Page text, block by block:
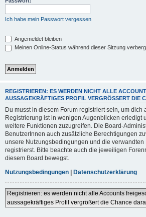
Ich habe mein Passwort vergessen
Angemeldet bleiben
Meinen Online-Status während dieser Sitzung
REGISTRIEREN: ES WERDEN NICHT ALLE
AUSSAGEKRÄFTIGES PROFIL VERGRÖSSERT DIE
Du musst in diesem Forum registriert sein, um dich
Registrierung ist in wenigen Augenblicken erledigt
weitere Funktionen zuzugreifen. Die Board-
BenutzerInnen auch zusätzliche Berechtigungen
unsere Nutzungsbedingungen und die
registrierst. Bitte beachte auch die jeweiligen
diesem Board bewegst.
Nutzungsbedingungen
Datenschutzerklärung
Registrieren: es werden nicht alle Accounts
aussagekräftiges Profil vergrößert die Chance